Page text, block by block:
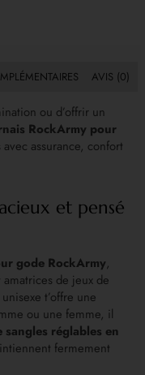
AVIS (0)
ou d’offrir un
RockArmy pour
assurance, confort
et pensé
gode RockArmy,
de jeux de
t’offre une
ou une femme, il
sangles réglables en
fermement